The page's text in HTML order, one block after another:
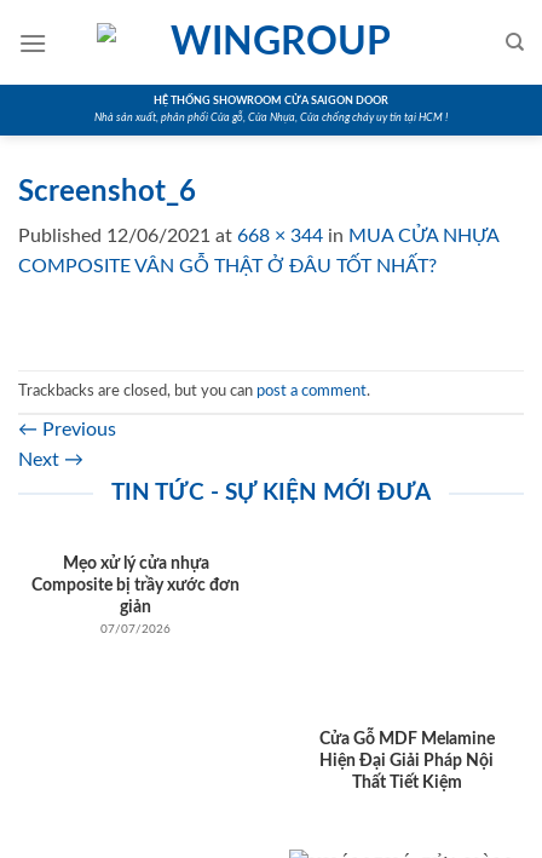
HỆ THỐNG SHOWROOM CỬA SAIGON DOOR
Nhà sản xuất, phân phối Cửa gỗ, Cửa Nhựa, Cửa chống cháy uy tín tại HCM !
Screenshot_6
Published 12/06/2021 at 668 × 344 in MUA CỬA NHỰA
COMPOSITE VÂN GỖ THẬT Ở ĐÂU TỐT NHẤT?
Trackbacks are closed, but you can post a comment.
← Previous
Next →
TIN TỨC - SỰ KIỆN MỚI ĐƯA
Mẹo xử lý cửa nhựa
Composite bị trầy xước đơn
giản
07/07/2026
Cửa Gỗ MDF Melamine
Hiện Đại Giải Pháp Nội
Thất Tiết Kiệm